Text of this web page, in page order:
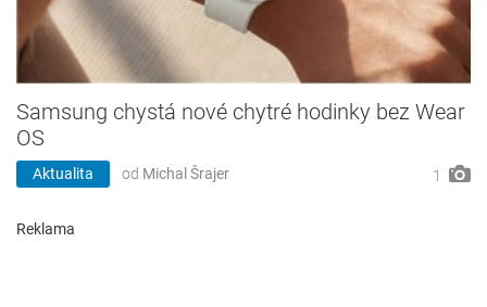
Samsung chystá nové chytré hodinky bez Wear
OS
Aktualita od Michal Šrajer 1
Reklama